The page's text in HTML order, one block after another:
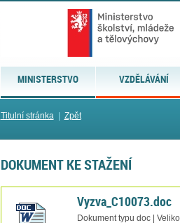
MINISTERSTVO VZDĚLÁVÁNÍ
Titulní stránka| Zpět
DOKUMENT KE STAŽENÍ
Vyzva_C10073.doc
Dokument typu doc |